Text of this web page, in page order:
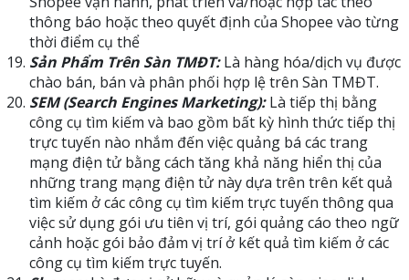
thông báo hoặc theo quyết định của Shopee vào từng
thời điểm cụ thể
Sản Phẩm Trên Sàn TMĐT:Là hàng hóa/dịch vụ được
chào bán, bán và phân phối hợp lệ trên Sàn TMĐT.
SEM (Search Engines Marketing):Là tiếp thị bằng
công cụ tìm kiếm và bao gồm bất kỳ hình thức tiếp thị
trực tuyến nào nhắm đến việc quảng bá các trang
mạng điện tử bằng cách tăng khả năng hiển thị của
những trang mạng điện tử này dựa trên trên kết quả
tìm kiếm ở các công cụ tìm kiếm trực tuyến thông qua
việc sử dụng gói ưu tiên vị trí, gói quảng cáo theo ngữ
cảnh hoặc gói bảo đảm vị trí ở kết quả tìm kiếm ở các
công cụ tìm kiếm trực tuyến.